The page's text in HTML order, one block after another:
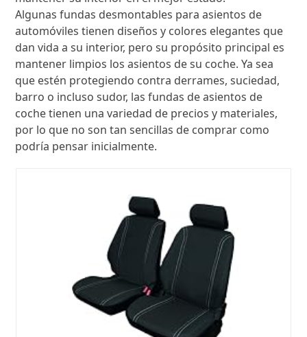
Algunas fundas desmontables para asientos de
automóviles tienen diseños y colores elegantes que
dan vida a su interior, pero su propósito principal es
mantener limpios los asientos de su coche. Ya sea
que estén protegiendo contra derrames, suciedad,
barro o incluso sudor, las fundas de asientos de
coche tienen una variedad de precios y materiales,
por lo que no son tan sencillas de comprar como
podría pensar inicialmente.